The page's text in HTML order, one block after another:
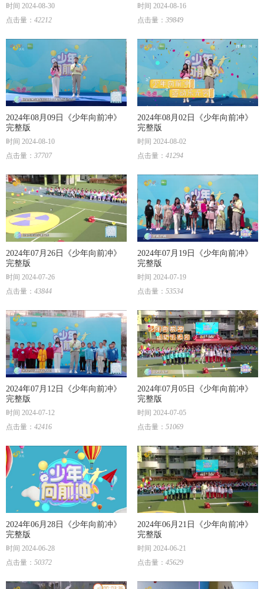
时间 2024-08-30
点击量： 42212
时间 2024-08-16
点击量： 39849
2024年08月09日《少年向前冲》
完整版
时间 2024-08-10
点击量： 37707
2024年08月02日《少年向前冲》
完整版
时间 2024-08-02
点击量： 41294
2024年07月26日《少年向前冲》
完整版
时间 2024-07-26
点击量： 43844
2024年07月19日《少年向前冲》
完整版
时间 2024-07-19
点击量： 53534
2024年07月12日《少年向前冲》
完整版
时间 2024-07-12
点击量： 42416
2024年07月05日《少年向前冲》
完整版
时间 2024-07-05
点击量： 51069
2024年06月28日《少年向前冲》
完整版
时间 2024-06-28
点击量： 50372
2024年06月21日《少年向前冲》
完整版
时间 2024-06-21
点击量： 45629